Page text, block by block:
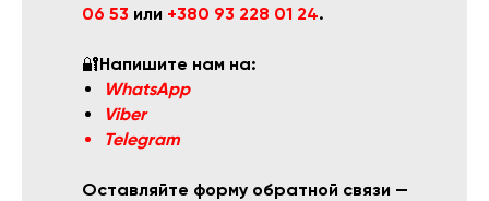
06 53 или +380 93 228 01 24.
🔐Напишите нам на:
WhatsApp
Viber
Telegram
Оставляйте форму обратной связи —